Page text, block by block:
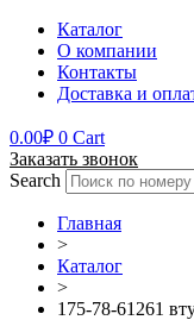
Каталог
О компании
Контакты
Доставка и
0.00₽ 0 Cart
Заказать звонок
Search
Главная
>
Каталог
>
175-78-61261